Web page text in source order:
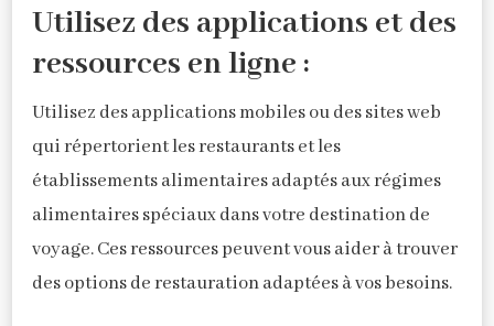
Utilisez des applications et des
ressources en ligne :
Utilisez des applications mobiles ou des sites web
qui répertorient les restaurants et les
établissements alimentaires adaptés aux régimes
alimentaires spéciaux dans votre destination de
voyage. Ces ressources peuvent vous aider à trouver
des options de restauration adaptées à vos besoins.